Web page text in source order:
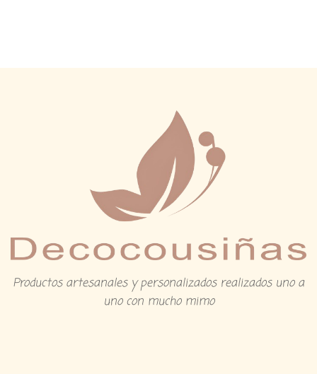
Productos artesanales y personalizados realizados uno a
uno con mucho mimo